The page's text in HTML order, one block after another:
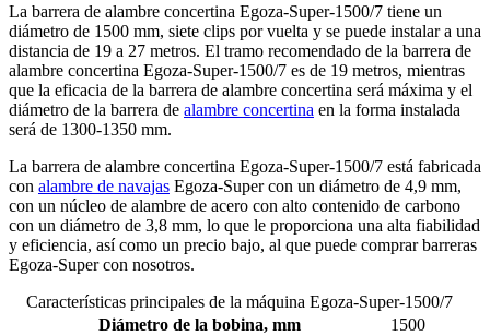
La barrera de alambre concertina Egoza-Super-1500/7 tiene un
diámetro de 1500 mm, siete clips por vuelta y se puede instalar a una
distancia de 19 a 27 metros. El tramo recomendado de la barrera de
alambre concertina Egoza-Super-1500/7 es de 19 metros, mientras
que la eficacia de la barrera de alambre concertina será máxima y el
diámetro de la barrera de alambre concertina en la forma instalada
será de 1300-1350 mm.
La barrera de alambre concertina Egoza-Super-1500/7 está fabricada
con alambre de navajas Egoza-Super con un diámetro de 4,9 mm,
con un núcleo de alambre de acero con alto contenido de carbono
con un diámetro de 3,8 mm, lo que le proporciona una alta fiabilidad
y eficiencia, así como un precio bajo, al que puede comprar barreras
Egoza-Super con nosotros.
Características principales de la máquina Egoza-Super-1500/7
Diámetro de la bobina, mm
1500